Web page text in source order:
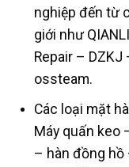
nghiệp đến từ
giới như
Repair –
ossteam.
Các loại mặt
Máy quấn keo
– hàn đồng